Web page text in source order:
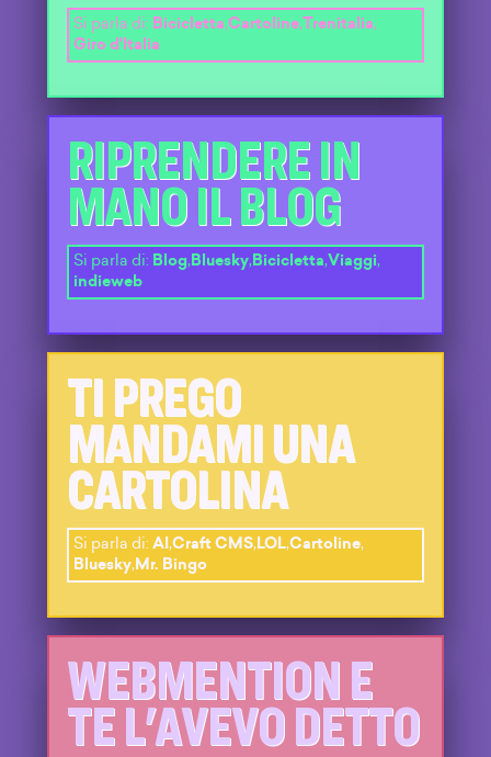
Si parla di: Bicicletta,Cartoline,Trenitalia,
Giro d'Italia
RIPRENDERE IN
MANO IL BLOG
Si parla di: Blog,Bluesky,Bicicletta,Viaggi,
indieweb
TI PREGO
MANDAMI UNA
CARTOLINA
Si parla di: AI ,Craft CMS,LOL,Cartoline,
Bluesky,Mr. Bingo
WEBMENTION E
TE L'AVEVO DETTO